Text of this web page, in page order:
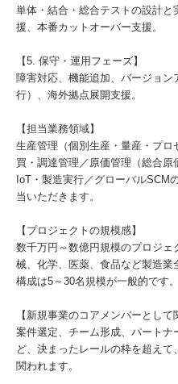
単体・結合・総合テストの設計
援、本番カットオーバー支援。
【5. 保守・運用フェーズ】
障害対応、機能追加、バージョ
行）、海外拠点展開支援。
【担当業務領域】
生産管理（個別生産・量産・プ
買・調達管理／原価管理（総合
IoT・製造実行／グローバルSCM
当いただきます。
【プロジェクトの規模感】
数千万円～数億円規模のプロジ
械、化学、医薬、食品など製造
構成は5～30名規模が一般的です。
【新規事業のコアメンバーとして
案件選定、チーム形成、パート
ど、決まったレールの枠を超え
関われます。